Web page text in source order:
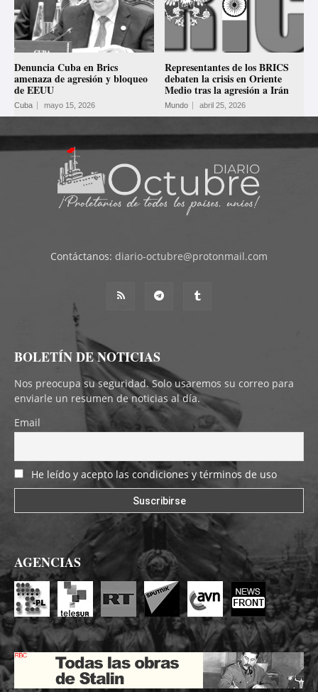
Denuncia Cuba en Brics
amenaza de agresión y bloqueo
de EEUU
Cuba mayo 15, 2026
Representantes de los BRICS
debaten la crisis en Oriente
Medio tras la agresión a Irán
Mundo abril 25, 2026
Contáctanos: diario-octubre@protonmail.com
BOLETÍN DE NOTICIAS
Nos preocupa su seguridad. Solo usaremos su correo para
enviarle un resumen de noticias al día.
Email
He leído y acepto las condiciones y términos de uso
AGENCIAS